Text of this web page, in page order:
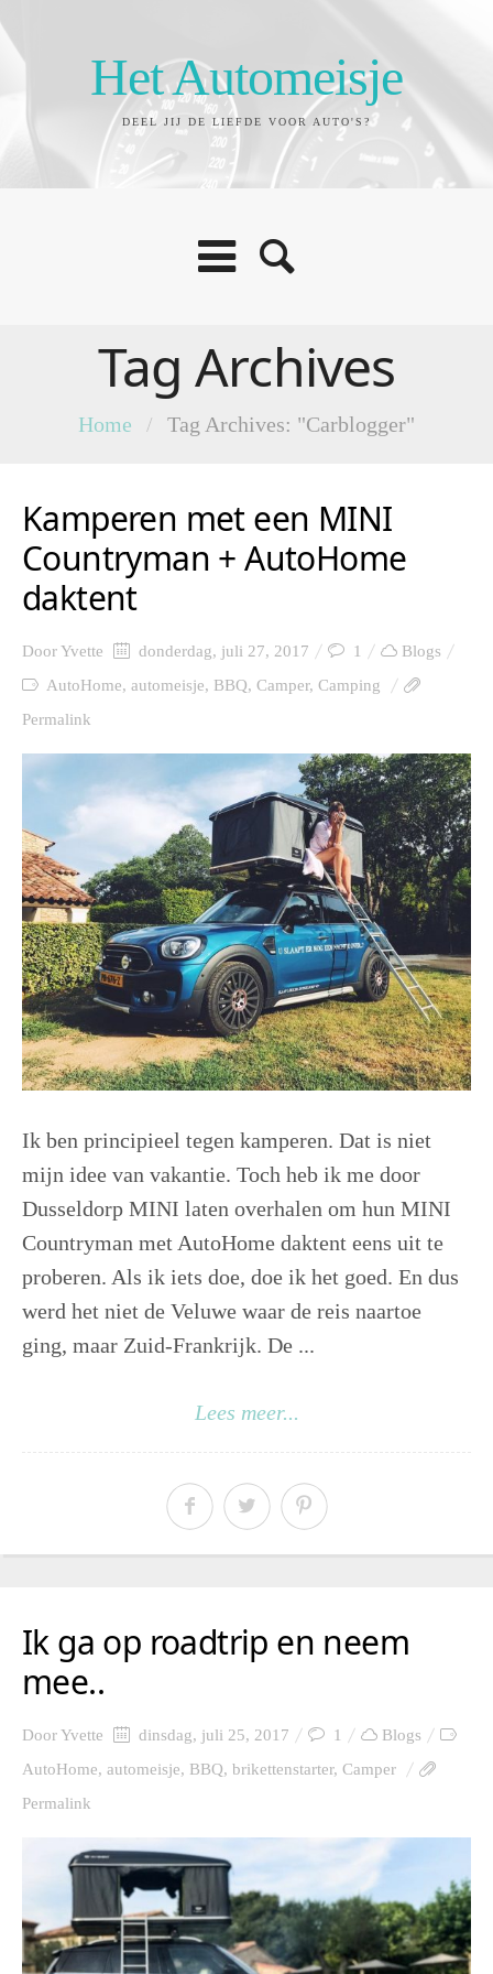
Het Automeisje
DEEL JIJ DE LIEFDE VOOR AUTO'S?
Tag Archives
Home / Tag Archives: "Carblogger"
Kamperen met een MINI
Countryman + AutoHome
daktent
DoorYvette donderdag, juli 27, 2017 1
Blogs
AutoHome, automeisje, BBQ, Camper, Camping
Permalink
Ik ben principieel tegen kamperen. Dat is niet
mijn idee van vakantie. Toch heb ik me door
Dusseldorp MINI laten overhalen om hun MINI
Countryman met AutoHome daktent eens uit te
proberen. Als ik iets doe, doe ik het goed. En dus
werd het niet de Veluwe waar de reis naartoe
ging, maar Zuid-Frankrijk. De ...
Lees meer...
Ik ga op roadtrip en neem
mee..
DoorYvette dinsdag, juli 25, 2017 1
Blogs
AutoHome, automeisje, BBQ, brikettenstarter, Camper
Permalink